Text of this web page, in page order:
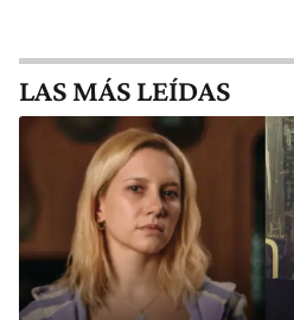
LAS MÁS LEÍDAS